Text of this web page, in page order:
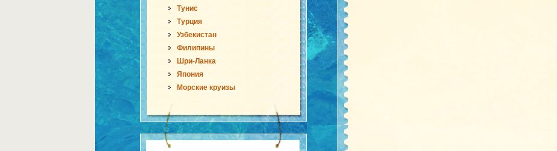
Тунис
Турция
Узбекистан
Филипины
Шри-Ланка
Япония
Морские круизы